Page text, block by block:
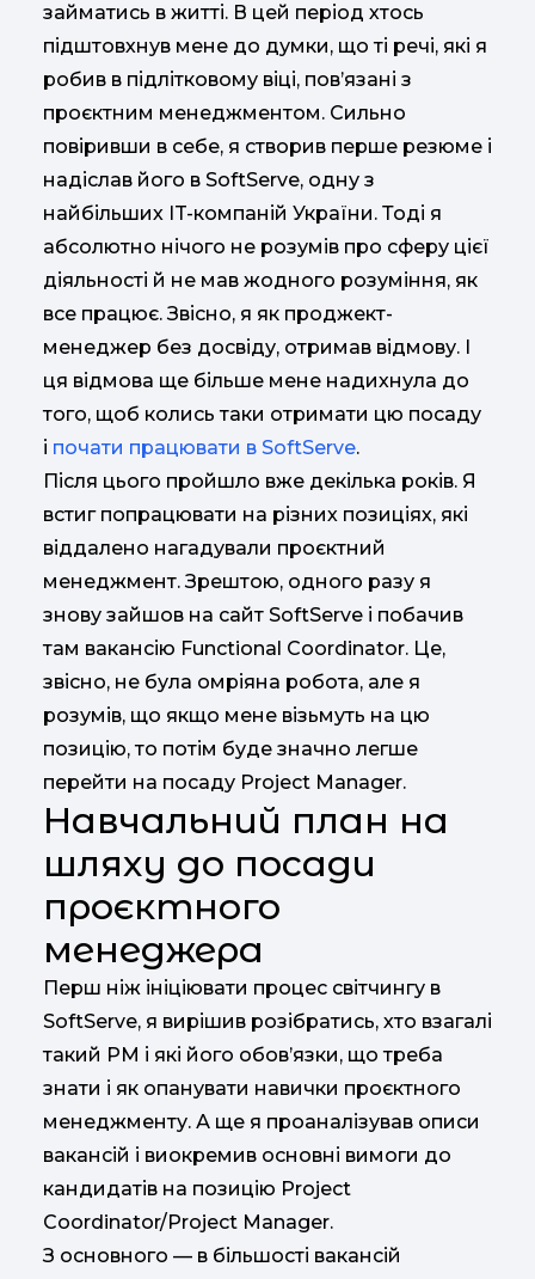
займатись в житті. В цей період хтось
підштовхнув мене до думки, що ті речі, які я
робив в підлітковому віці, пов’язані з
проєктним менеджментом. Сильно
повіривши в себе, я створив перше резюме і
надіслав його в SoftServe, одну з
найбільших IT-компаній України. Тоді я
абсолютно нічого не розумів про сферу цієї
діяльності й не мав жодного розуміння, як
все працює. Звісно, я як проджект-
менеджер без досвіду, отримав відмову. І
ця відмова ще більше мене надихнула до
того, щоб колись таки отримати цю посаду
і почати працювати в SoftServe.
Після цього пройшло вже декілька років. Я
встиг попрацювати на різних позиціях, які
віддалено нагадували проєктний
менеджмент. Зрештою, одного разу я
знову зайшов на сайт SoftServe і побачив
там вакансію Functional Coordinator. Це,
звісно, не була омріяна робота, але я
розумів, що якщо мене візьмуть на цю
позицію, то потім буде значно легше
перейти на посаду Project Manager.
Навчальний план на
шляху до посади
проєктного
менеджера
Перш ніж ініціювати процес світчингу в
SoftServe, я вирішив розібратись, хто взагалі
такий PM і які його обов’язки, що треба
знати і як опанувати навички проєктного
менеджменту. А ще я проаналізував описи
вакансій і виокремив основні вимоги до
кандидатів на позицію Project
Coordinator/Project Manager.
З основного — в більшості вакансій